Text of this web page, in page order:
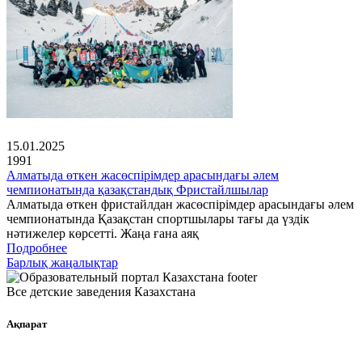
15.01.2025
1991
Алматыда өткен жасөспірімдер арасындағы әлем
чемпионатында қазақстандық Фристайлшылар
Алматыда өткен фристайлдан жасөспірімдер арасындағы әлем
чемпионатында Қазақстан спортшылары тағы да үздік
нәтижелер көрсетті. Жаңа ғана аяқ
Подробнее
Барлық жаңалықтар
Все детские заведения Казахстана
Ақпарат